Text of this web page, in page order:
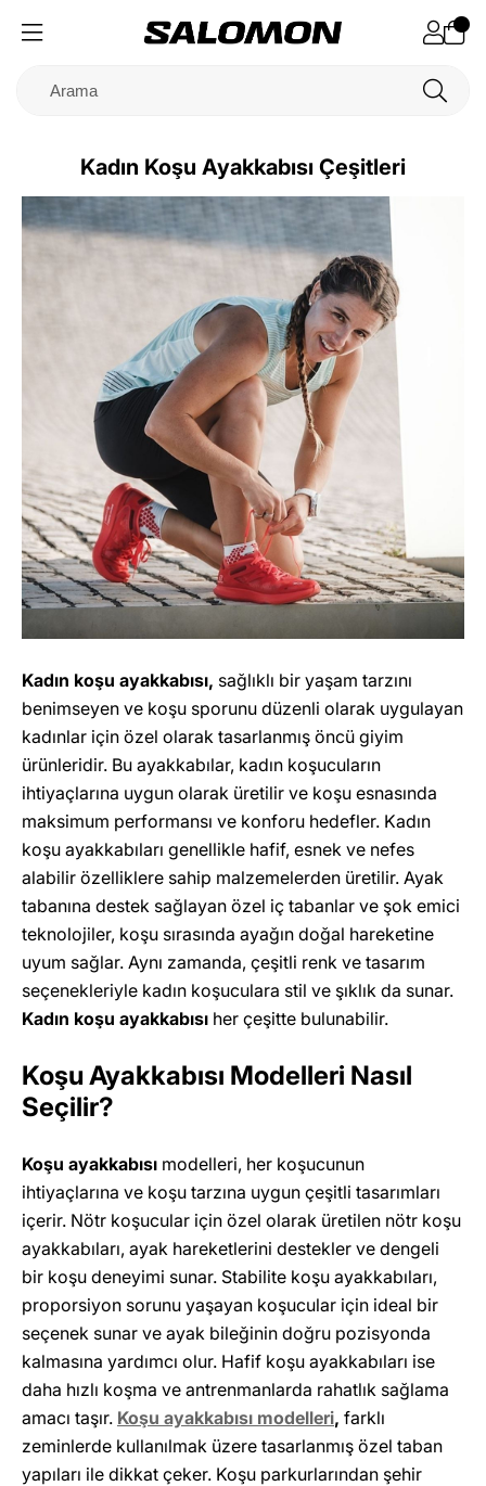
Kadın Koşu Ayakkabısı Çeşitleri
Kadın koşu ayakkabısı, sağlıklı bir yaşam tarzını
benimseyen ve koşu sporunu düzenli olarak uygulayan
kadınlar için özel olarak tasarlanmış öncü giyim
ürünleridir. Bu ayakkabılar, kadın koşucuların
ihtiyaçlarına uygun olarak üretilir ve koşu esnasında
maksimum performansı ve konforu hedefler. Kadın
koşu ayakkabıları genellikle hafif, esnek ve nefes
alabilir özelliklere sahip malzemelerden üretilir. Ayak
tabanına destek sağlayan özel iç tabanlar ve şok emici
teknolojiler, koşu sırasında ayağın doğal hareketine
uyum sağlar. Aynı zamanda, çeşitli renk ve tasarım
seçenekleriyle kadın koşuculara stil ve şıklık da sunar.
Kadın koşu ayakkabısı her çeşitte bulunabilir.
Koşu Ayakkabısı Modelleri Nasıl
Seçilir?
Koşu ayakkabısı modelleri, her koşucunun
ihtiyaçlarına ve koşu tarzına uygun çeşitli tasarımları
içerir. Nötr koşucular için özel olarak üretilen nötr koşu
ayakkabıları, ayak hareketlerini destekler ve dengeli
bir koşu deneyimi sunar. Stabilite koşu ayakkabıları,
proporsiyon sorunu yaşayan koşucular için ideal bir
seçenek sunar ve ayak bileğinin doğru pozisyonda
kalmasına yardımcı olur. Hafif koşu ayakkabıları ise
daha hızlı koşma ve antrenmanlarda rahatlık sağlama
amacı taşır. Koşu ayakkabısı modelleri, farklı
zeminlerde kullanılmak üzere tasarlanmış özel taban
yapıları ile dikkat çeker. Koşu parkurlarından şehir